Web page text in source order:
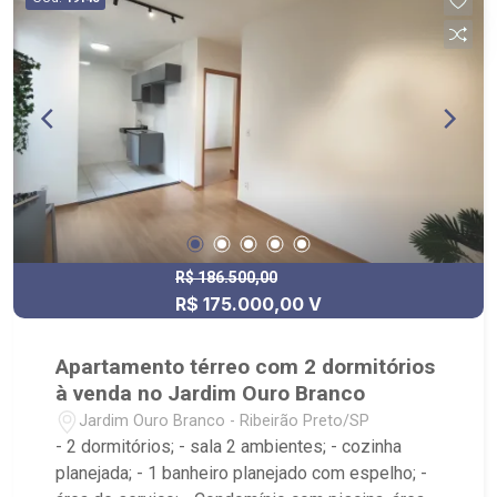
R$ 186.500,00
R$ 175.000,00 V
Apartamento térreo com 2 dormitórios
à venda no Jardim Ouro Branco
Jardim Ouro Branco - Ribeirão Preto/SP
- 2 dormitórios; - sala 2 ambientes; - cozinha
planejada; - 1 banheiro planejado com espelho; -